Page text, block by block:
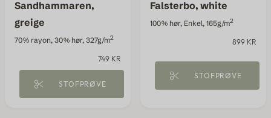
Sandhammaren,
greige
70% rayon, 30% hør, 327g/m2
749 KR
STOFPRØVE
Falsterbo, white
100% hør, Enkel, 165g/m2
899 KR
STOFPRØVE